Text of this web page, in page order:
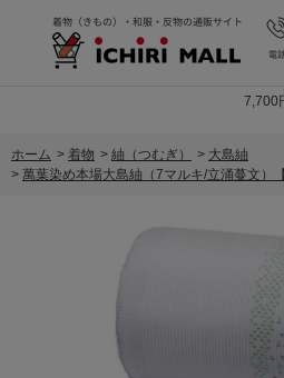
7,700
ホーム > 着物 > 紬（つむぎ） > 大島紬
> 萬葉染め本場大島紬（7マルキ/立涌蔓文）